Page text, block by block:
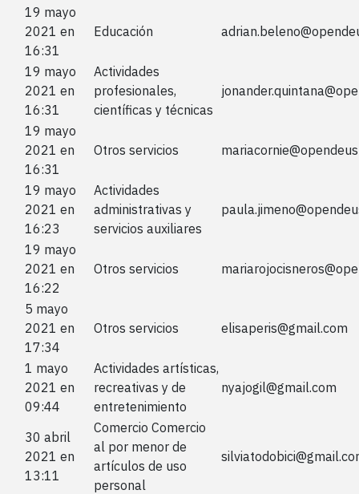
19 mayo
2021 en
16:31
Educación
19 mayo
2021 en
16:31
Actividades
profesionales,
científicas y técnicas
19 mayo
2021 en
16:31
Otros servicios
19 mayo
2021 en
16:23
Actividades
administrativas y
servicios auxiliares
19 mayo
2021 en
16:22
Otros servicios
5 mayo
2021 en
17:34
Otros servicios elisaperis@gmail.com
1 mayo
2021 en
09:44
Actividades artísticas,
recreativas y de
entretenimiento
nyajogil@gmail.com
30 abril
2021 en
13:11
Comercio Comercio
al por menor de
artículos de uso
personal